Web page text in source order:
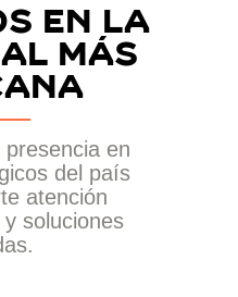
en la
más
en
del país
atención
soluciones